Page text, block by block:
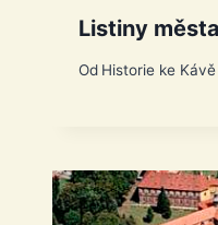
Listiny
Od Historie ke Kávě